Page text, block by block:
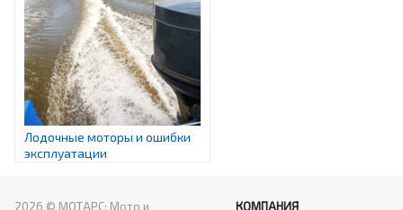
Лодочные моторы и ошибки
эксплуатации
2026 © МОТАРС: Мото и КОМПАНИЯ